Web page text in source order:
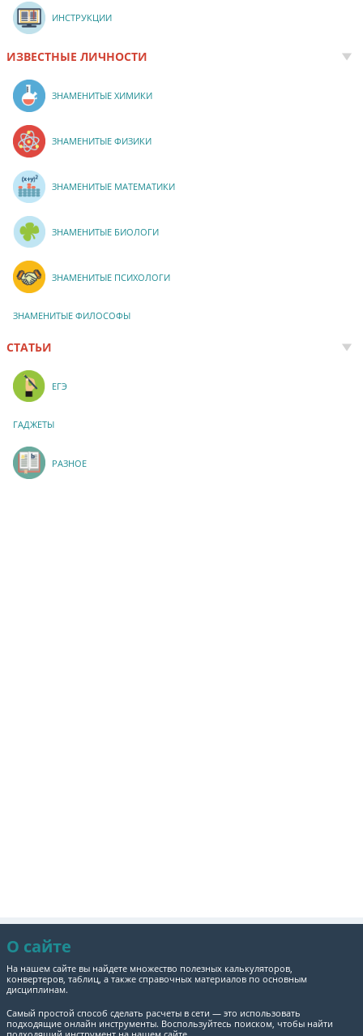
ИНСТРУКЦИИ
ИЗВЕСТНЫЕ ЛИЧНОСТИ
ЗНАМЕНИТЫЕ ХИМИКИ
ЗНАМЕНИТЫЕ ФИЗИКИ
ЗНАМЕНИТЫЕ МАТЕМАТИКИ
ЗНАМЕНИТЫЕ БИОЛОГИ
ЗНАМЕНИТЫЕ ПСИХОЛОГИ
ЗНАМЕНИТЫЕ ФИЛОСОФЫ
СТАТЬИ
ЕГЭ
ГАДЖЕТЫ
РАЗНОЕ
О сайте
На нашем сайте вы найдете множество полезных калькуляторов,
конвертеров, таблиц, а также справочных материалов по основным
дисциплинам.
Самый простой способ сделать расчеты в сети — это использовать
подходящие онлайн инструменты. Воспользуйтесь поиском, чтобы найти